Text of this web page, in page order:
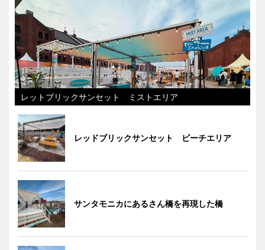
レットブリックサンセット ミストエリア
レッドブリックサンセット ビーチエリア
サンタモニカにあるさん橋を再現した橋